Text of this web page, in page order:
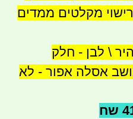
קבלת טופס 4 ברישוי מקלטים ממדים
\ לבן - חלק
אסלה אפור - לא